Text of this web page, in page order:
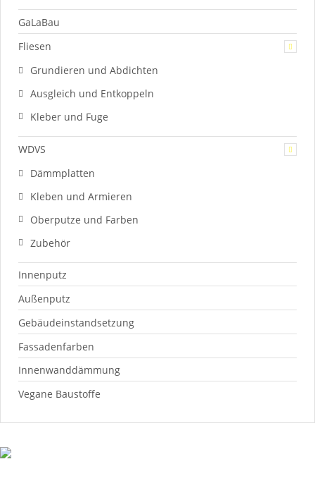
GaLaBau
Fliesen
Grundieren und Abdichten
Ausgleich und Entkoppeln
Kleber und Fuge
WDVS
Dämmplatten
Kleben und Armieren
Oberputze und Farben
Zubehör
Innenputz
Außenputz
Gebäudeinstandsetzung
Fassadenfarben
Innenwanddämmung
Vegane Baustoffe